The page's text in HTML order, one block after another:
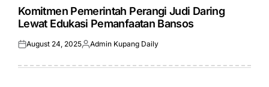
IN
Komitmen Pemerintah Perangi Judi Daring
Lewat Edukasi Pemanfaatan Bansos
Posted
August 24, 2025Posted
Admin Kupang Daily